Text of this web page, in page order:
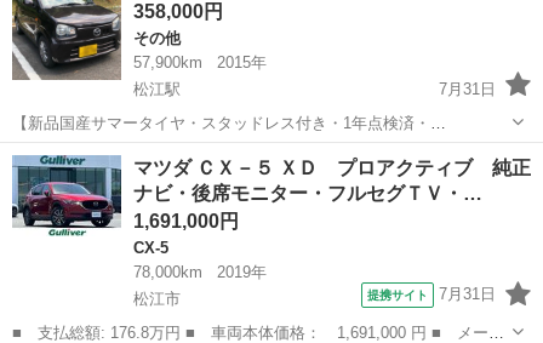
358,000円
その他
57,900km
2015年
松江駅
7月31日
【新品国産サマータイヤ・スタッドレス付き・1年点検済・
Bluetooth】 【車検代金/整備費/保安基準検査料分を月単位でお値引
き】 390000→358000 マツダ/キャロル2015年式の中古車を出品しま
す。 ...
島根 松江市 松江駅 キャロル
マツダ ＣＸ－５ ＸＤ プロアクティブ 純正
ナビ・後席モニター・フルセグＴＶ・…
1,691,000円
CX-5
78,000km
2019年
松江市
提携サイト 7月31日
■ 支払総額: 176.8万円 ■ 車両本体価格： 1,691,000 円 ■ メーカ